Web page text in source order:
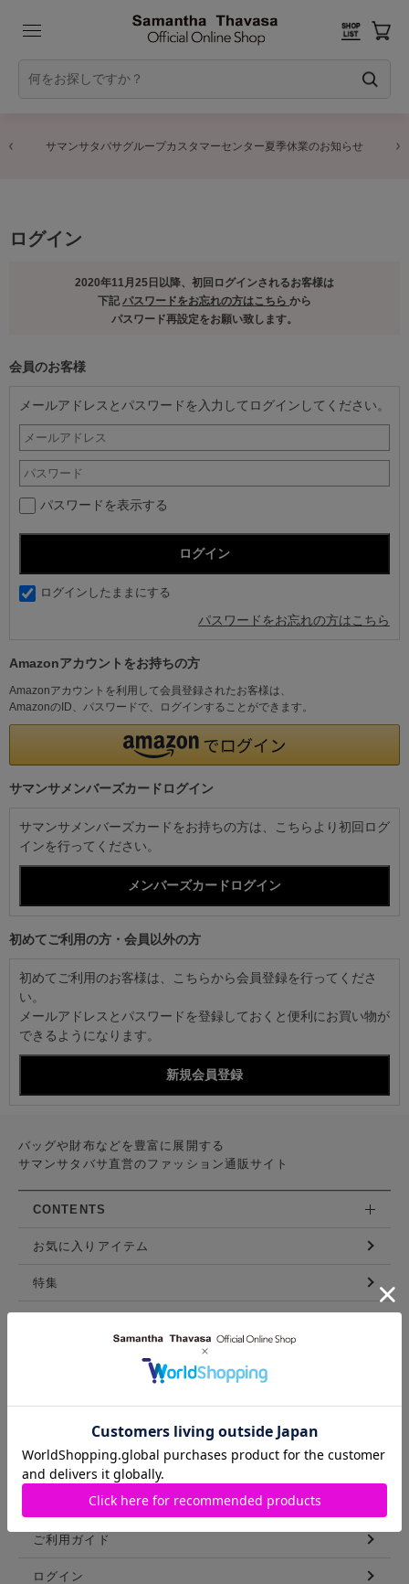
サマンサタバサグループカスタマーセンター夏季休業のお知らせ
ログイン
2020年11月25日以降、初回ログインされるお客様は
下記パスワードをお忘れの方はこちら から
パスワード再設定をお願い致します。
会員のお客様
メールアドレスとパスワードを入力してログインしてください。
パスワードを表示する
ログインしたままにする
パスワードをお忘れの方はこちら
Amazonアカウントをお持ちの方
Amazonアカウントを利用して会員登録されたお客様は、
AmazonのID、パスワードで、ログインすることができます。
サマンサメンバーズカードログイン
サマンサメンバーズカードをお持ちの方は、こちらより初回ログ
インを行ってください。
初めてご利用の方・会員以外の方
初めてご利用のお客様は、こちらから会員登録を行ってくださ
い。
メールアドレスとパスワードを登録しておくと便利にお買い物が
できるようになります。
バッグや財布などを豊富に展開する
サマンサタバサ直営のファッション通販サイト
CONTENTS
お気に入りアイテム
特集
スタッフリスト
ショップブログ
ご利用ガイド
ログイン